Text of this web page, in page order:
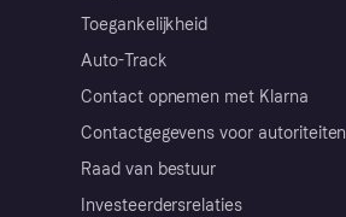
Toegankelijkheid
Auto-Track
Contact opnemen met Klarna
Contactgegevens voor autoriteiten
Raad van bestuur
Investeerdersrelaties